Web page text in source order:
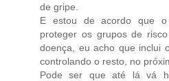
de gripe.
E estou de acordo que o
proteger os grupos de
doença, eu acho que inclui
controlando o resto, no
Pode ser que até lá vá